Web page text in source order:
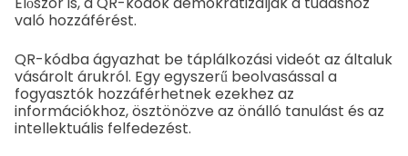
való hozzáférést.
QR-kódba ágyazhat be táplálkozási videót az általuk
vásárolt árukról. Egy egyszerű beolvasással a
fogyasztók hozzáférhetnek ezekhez az
információkhoz, ösztönözve az önálló tanulást és az
intellektuális felfedezést.